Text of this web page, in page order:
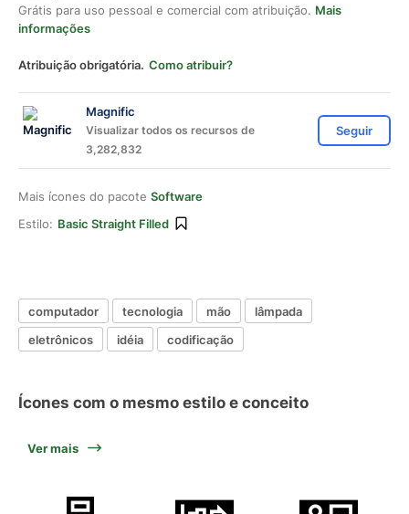
Grátis para uso pessoal e comercial com atribuição. Mais
informações
Atribuição obrigatória. Como atribuir?
Magnific
Visualizar todos os recursos de
3,282,832
Seguir
Mais ícones do pacote Software
Estilo: Basic Straight Filled
computador tecnologia mão
lâmpada
eletrônicos
idéia codificação
Ícones com o mesmo estilo e conceito
Ver mais